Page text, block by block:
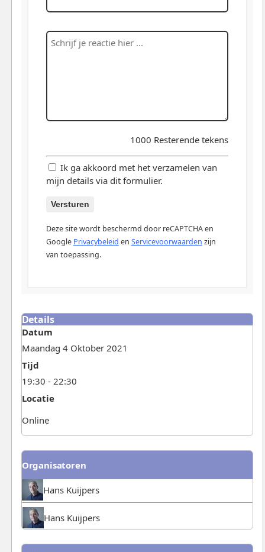
1000 Resterende tekens
Ik ga akkoord met het verzamelen van
mijn details via dit formulier.
Versturen
Deze site wordt beschermd door reCAPTCHA en
Google Privacybeleid en Servicevoorwaarden zijn
van toepassing.
Details
Datum
Maandag 4 Oktober 2021
Tijd
19:30 - 22:30
Locatie
Online
Organisatoren
Hans Kuijpers
Hans Kuijpers